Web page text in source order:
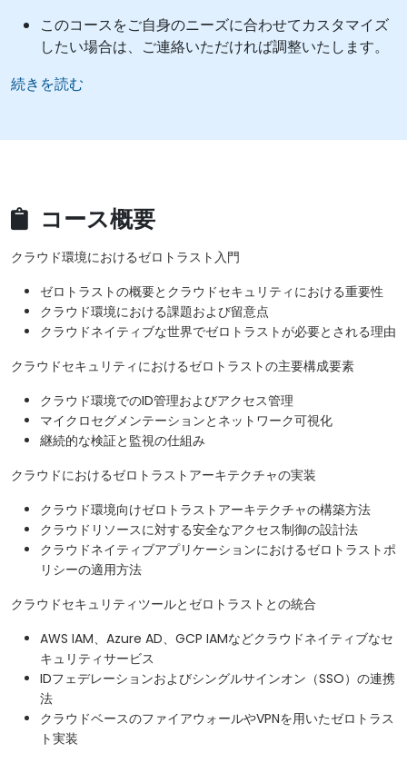
このコースをご自身のニーズに合わせてカスタマイズ
したい場合は、ご連絡いただければ調整いたします。
続きを読む
コース概要
クラウド環境におけるゼロトラスト入門
ゼロトラストの概要とクラウドセキュリティにおける重要性
クラウド環境における課題および留意点
クラウドネイティブな世界でゼロトラストが必要とされる理由
クラウドセキュリティにおけるゼロトラストの主要構成要素
クラウド環境でのID管理およびアクセス管理
マイクロセグメンテーションとネットワーク可視化
継続的な検証と監視の仕組み
クラウドにおけるゼロトラストアーキテクチャの実装
クラウド環境向けゼロトラストアーキテクチャの構築方法
クラウドリソースに対する安全なアクセス制御の設計法
クラウドネイティブアプリケーションにおけるゼロトラストポ
リシーの適用方法
クラウドセキュリティツールとゼロトラストとの統合
AWS IAM、Azure AD、GCP IAMなどクラウドネイティブなセ
キュリティサービス
IDフェデレーションおよびシングルサインオン（SSO）の連携
法
クラウドベースのファイアウォールやVPNを用いたゼロトラス
ト実装